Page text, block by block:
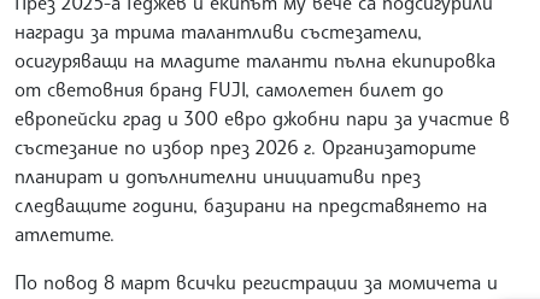
награди за трима талантливи състезатели,
осигуряващи на младите таланти пълна екипировка
от световния бранд FUJI, самолетен билет до
европейски град и 300 евро джобни пари за участие в
състезание по избор през 2026 г. Организаторите
планират и допълнителни инициативи през
следващите години, базирани на представянето на
атлетите.
По повод 8 март всички регистрации за момичета и